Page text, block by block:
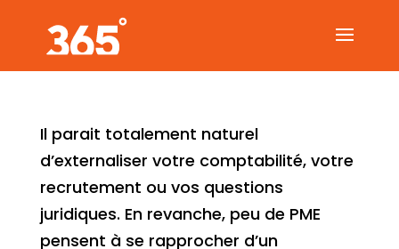
Il parait totalement naturel
d’externaliser votre comptabilité, votre
recrutement ou vos questions
juridiques. En revanche, peu de PME
pensent à se rapprocher d’un